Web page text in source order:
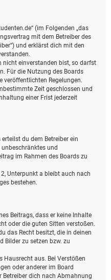
(im Folgenden „das
mit dem Betreiber des
und erklärst dich mit den
nicht einverstanden bist, so darfst
Für die Nutzung des Boards
veröffentlichten Regelungen.
Zeit geschlossen und
einer Frist jederzeit
du dem Betreiber ein
und
im Rahmen des Boards zu
Unterpunkt a bleibt auch nach
bestehen.
Beitrags, dass er keine Inhalte
oder die guten Sitten verstoßen.
das Recht besitzt, die in deinen
Bilder zu setzen bzw. zu
Hausrecht aus. Bei Verstößen
oder anderer im Board
Betreiber dich nach Abmahnung